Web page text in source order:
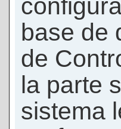
base de
de
la parte
sistema